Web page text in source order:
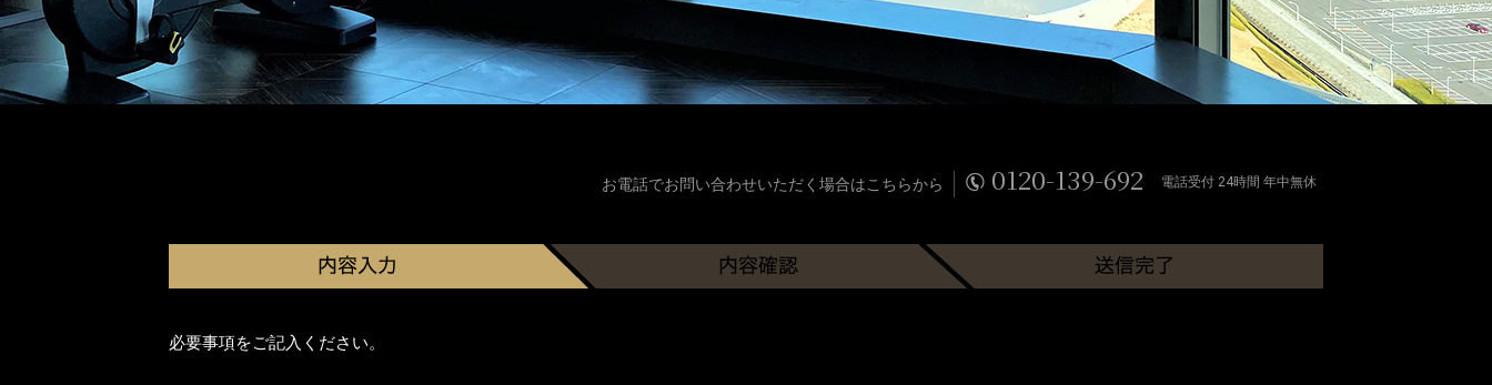
お電話でお問い合わせいただく場合はこちらから 0120-139-692 電話受付 24時間 年中無休
必要事項をご記入ください。